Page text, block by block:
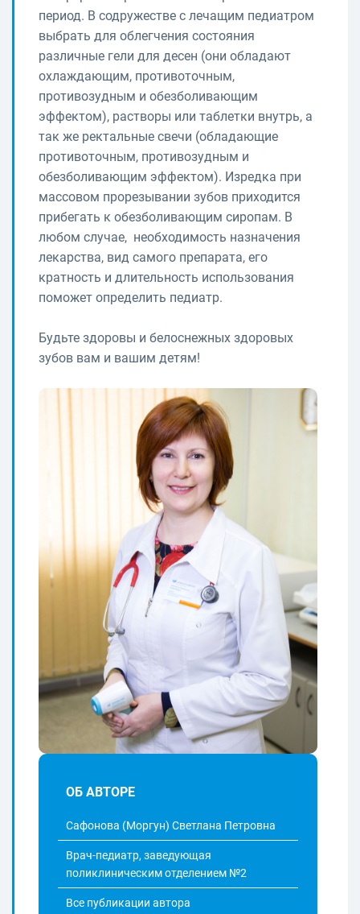
период. В содружестве с лечащим педиатром
выбрать для облегчения состояния
различные гели для десен (они обладают
охлаждающим, противоточным,
противозудным и обезболивающим
эффектом), растворы или таблетки внутрь, а
так же ректальные свечи (обладающие
противоточным, противозудным и
обезболивающим эффектом). Изредка при
массовом прорезывании зубов приходится
прибегать к обезболивающим сиропам. В
любом случае, необходимость назначения
лекарства, вид самого препарата, его
кратность и длительность использования
поможет определить педиатр.
Будьте здоровы и белоснежных здоровых
зубов вам и вашим детям!
ОБ АВТОРЕ
Сафонова (Моргун) Светлана Петровна
Врач-педиатр, заведующая
поликлиническим отделением №2
Все публикации автора